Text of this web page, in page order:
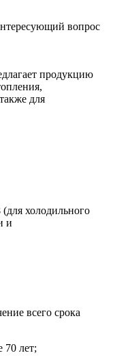
вопрос
продукцию
для
холодильного
и
всего срока
70 лет;